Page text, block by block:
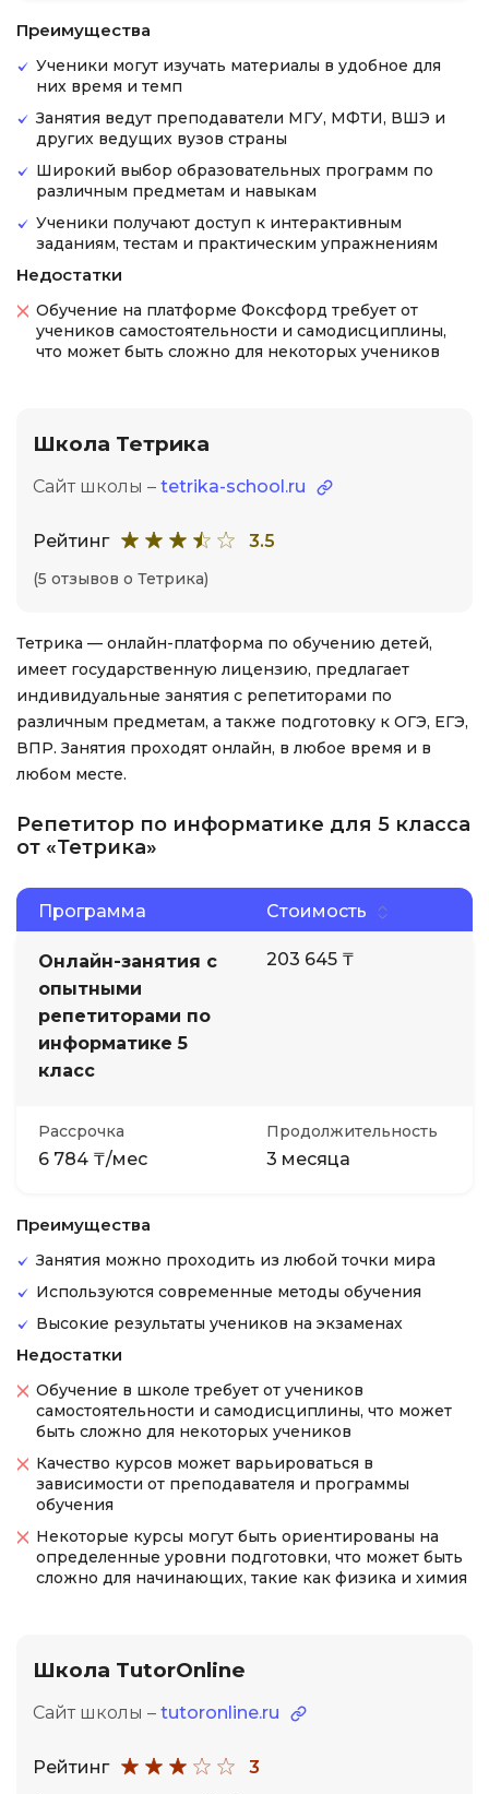
Преимущества
Ученики могут изучать материалы в удобное для
них время и темп
Занятия ведут преподаватели МГУ, МФТИ, ВШЭ и
других ведущих вузов страны
Широкий выбор образовательных программ по
различным предметам и навыкам
Ученики получают доступ к интерактивным
заданиям, тестам и практическим упражнениям
Недостатки
Обучение на платформе Фоксфорд требует от
учеников самостоятельности и самодисциплины,
что может быть сложно для некоторых учеников
Школа Тетрика
Сайт школы – tetrika-school.ru
Рейтинг 3.5
(5 отзывов о Тетрика)
Тетрика — онлайн-платформа по обучению детей,
имеет государственную лицензию, предлагает
индивидуальные занятия с репетиторами по
различным предметам, а также подготовку к ОГЭ, ЕГЭ,
ВПР. Занятия проходят онлайн, в любое время и в
любом месте.
Репетитор по информатике для 5 класса
от «Тетрика»
Программа Стоимость
Онлайн-занятия с
опытными
репетиторами по
информатике 5
класс
203 645 ₸
Рассрочка
6 784 ₸/мес
Продолжительность
3 месяца
Преимущества
Занятия можно проходить из любой точки мира
Используются современные методы обучения
Высокие результаты учеников на экзаменах
Недостатки
Обучение в школе требует от учеников
самостоятельности и самодисциплины, что может
быть сложно для некоторых учеников
Качество курсов может варьироваться в
зависимости от преподавателя и программы
обучения
Некоторые курсы могут быть ориентированы на
определенные уровни подготовки, что может быть
сложно для начинающих, такие как физика и химия
Школа TutorOnline
Сайт школы – tutoronline.ru
Рейтинг 3